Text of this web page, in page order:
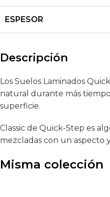
ESPESOR
Descripción
Los Suelos Laminados
natural durante más
superficie.
Classic de Quick-Step es
mezcladas con un aspecto
Misma colección